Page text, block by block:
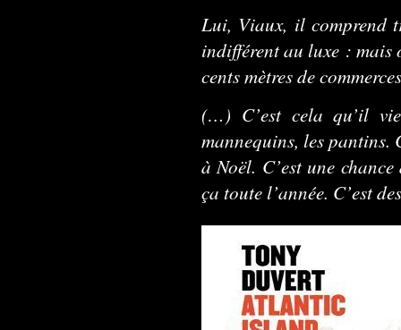
Lui, Viaux, il comprend
indifférent au luxe : mais
cents mètres de
(…) C’est cela qu’il
mannequins, les pantins.
à Noël. C’est une
ça toute l’année. C’est